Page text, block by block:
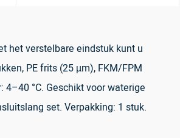
het verstelbare eindstuk kunt u
PE frits (25 µm), FKM/FPM
°C. Geschikt voor waterige
set. Verpakking: 1 stuk.